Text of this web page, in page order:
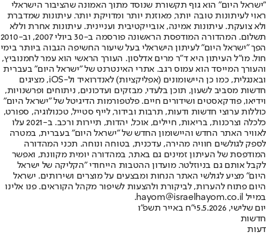
"ישראל היום" הוא גוף תקשורת שנוסד מתוך האמונה שהציבור הישראלי
ראוי לעיתונות טובה יותר, מאוזנת יותר ומדויקת יותר. עיתונות שמדברת
ולא צועקת. עיתונות אמינה, אובייקטיבית ועניינית. עיתונות אחרת וללא
תשלום. המהדורה המודפסת הראשונה פורסמה ב-30 ביולי 2007, וב-2010
הפך "ישראל היום" לעיתון הישראלי בעל שיעור החשיפה הגבוה ביותר בימי
חול. מו"ל העיתון היא ד"ר מרים אדלסון. העורך הראשי הוא עמר לחמנוביץ,
והעורך המייסד הוא עמוס רגב. אתרי האינטרנט של "ישראל היום" בעברית
ובאנגלית, כמו כן היישומונים (אפליקציות) לאנדרואיד ול-iOS, מציגים
חדשות מסביב לשעון, תוכן בלעדי, מבזקים ועדכונים, ניתוחים ופרשנויות,
וידיאו, פודקאסטים ושידורים חיים. פלטפורמות הדיגיטל של "ישראל היום"
כוללות ערוצי חדשות ודעות, תרבות ובידור, לייף סטייל, טכנולוגיה, ספורט,
כלכלה וצרכנות, בריאות, חיילים, אוכל, יהדות, תיירות ורכב. ב-2021 עלו
לאוויר האתר החדש והיישומון החדש של "ישראל היום" בעברית, במטרה
לספק לגולשים חוויה מהירה, עדכנית, בטוחה ונוחה. תכני המהדורה
המודפסת של העיתון זמינים גם באתר, במהדורה יומית מקוונת, ואפשר
לקבל אותם גם בניוזלטר. מועדון ההטבות הייחודי "הקליקה של ישראל
היום" מציע לגולשי האתר הנחות ומבצעים על מוצרים ושירותים. ישראל
היום פתוח להערות, לביקורת ולהצעות לשיפור מקהל הקוראים. פנו אלינו
במייל hayom@israelhayom.co.il.
יום שלישי, 5.5.2026
י"ח באייר תשפ"ו
חדשות
דעות